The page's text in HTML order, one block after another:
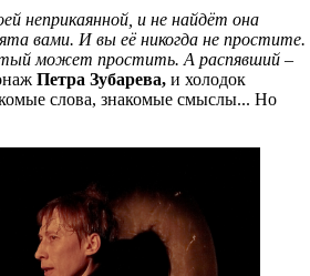
неприкаянной, и не найдёт она
вами. И вы её никогда не простите.
может простить. А распявший –
Петра Зубарева, и холодок
слова, знакомые смыслы... Но